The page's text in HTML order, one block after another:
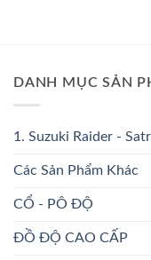
DANH MỤC SẢN
1. Suzuki Raider -
Các Sản Phẩm Khác
CỔ - PÔ ĐỘ
ĐỒ ĐỘ CAO CẤP